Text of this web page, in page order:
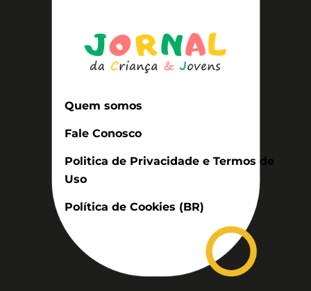
Quem somos
Fale Conosco
Politica de Privacidade e Termos de
Uso
Política de Cookies (BR)